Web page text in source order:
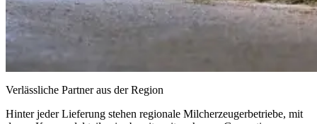
Verlässliche Partner aus der Region
Hinter jeder Lieferung stehen regionale Milcherzeugerbetriebe, mit